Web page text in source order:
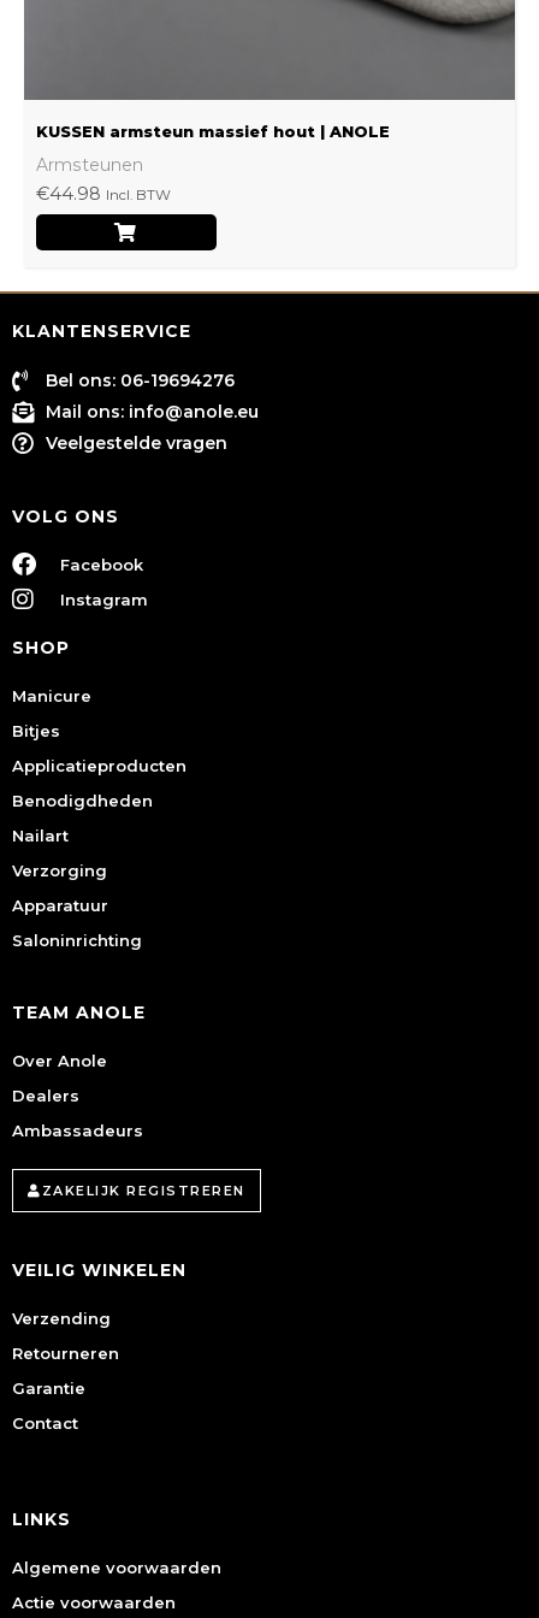
KUSSEN armsteun massief hout | ANOLE
Armsteunen
€44.98 Incl. BTW
KLANTENSERVICE
Bel ons: 06-19694276
Mail ons: info@anole.eu
Veelgestelde vragen
VOLG ONS
Facebook
Instagram
SHOP
Manicure
Bitjes
Applicatieproducten
Benodigdheden
Nailart
Verzorging
Apparatuur
Saloninrichting
TEAM ANOLE
Over Anole
Dealers
Ambassadeurs
ZAKELIJK REGISTREREN
VEILIG WINKELEN
Verzending
Retourneren
Garantie
Contact
LINKS
Algemene voorwaarden
Actie voorwaarden